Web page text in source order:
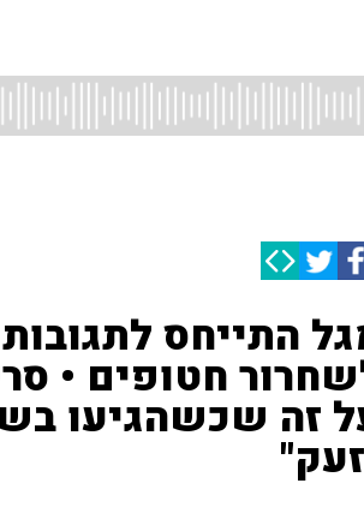
התייחס
חטופים •
זה שכשהגיעו